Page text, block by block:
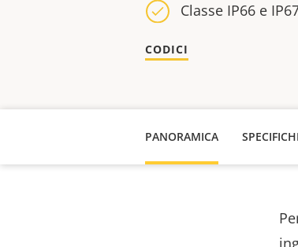
Classe IP66 e
CODICI
PANORAMICA